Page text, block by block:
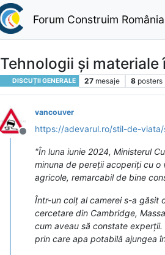
Forum Construim România
Tehnologii și
DISCUȚII GENERALE 27 mesaje 8 posters
Deconectat
vancouver
https://adevarul.ro/stil-de-
"În luna iunie 2024, Ministerul
minuna de pereții acoperiți cu
agricole, remarcabil de bine
Într-un colț al camerei s-a găsit
cercetare din Cambridge,
cum aveau să constate
prin care apa potabilă ajungea